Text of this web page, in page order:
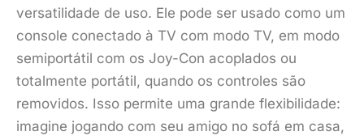
versatilidade de uso. Ele pode ser usado como um
console conectado à TV com modo TV, em modo
semiportátil com os Joy-Con acoplados ou
totalmente portátil, quando os controles são
removidos. Isso permite uma grande flexibilidade:
imagine jogando com seu amigo no sofá em casa,